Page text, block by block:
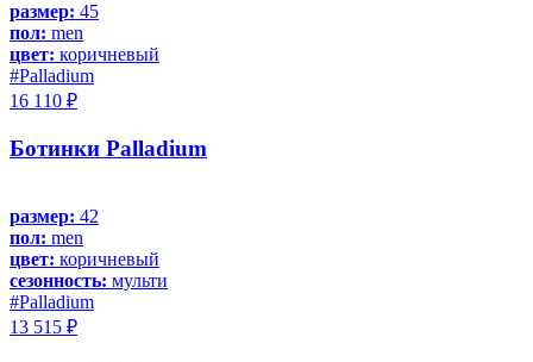
размер: 45
пол: men
цвет: коричневый
#Palladium
16 110 ₽
Ботинки Palladium
размер: 42
пол: men
цвет: коричневый
сезонность: мульти
#Palladium
13 515 ₽